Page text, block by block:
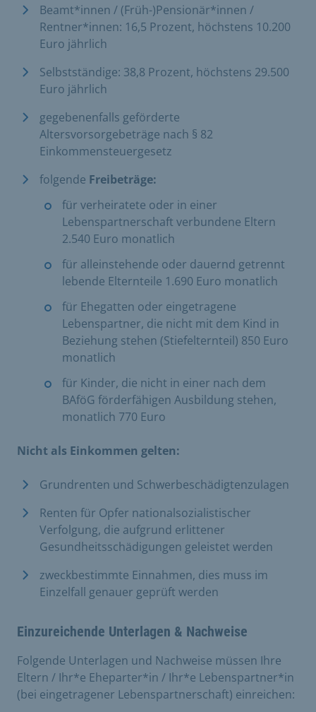
Beamt*innen / (Früh-)Pensionär*innen /
Rentner*innen: 16,5 Prozent, höchstens 10.200
Euro jährlich
Selbstständige: 38,8 Prozent, höchstens 29.500
Euro jährlich
gegebenenfalls geförderte
Altersvorsorgebeträge nach § 82
Einkommensteuergesetz
folgende Freibeträge:
für verheiratete oder in einer
Lebenspartnerschaft verbundene Eltern
2.540 Euro monatlich
für alleinstehende oder dauernd getrennt
lebende Elternteile 1.690 Euro monatlich
für Ehegatten oder eingetragene
Lebenspartner, die nicht mit dem Kind in
Beziehung stehen (Stiefelternteil) 850 Euro
monatlich
für Kinder, die nicht in einer nach dem
BAföG förderfähigen Ausbildung stehen,
monatlich 770 Euro
Nicht als Einkommen gelten:
Grundrenten und Schwerbeschädigtenzulagen
Renten für Opfer nationalsozialistischer
Verfolgung, die aufgrund erlittener
Gesundheitsschädigungen geleistet werden
zweckbestimmte Einnahmen, dies muss im
Einzelfall genauer geprüft werden
Einzureichende Unterlagen & Nachweise
Folgende Unterlagen und Nachweise müssen Ihre
Eltern / Ihr*e Eheparter*in / Ihr*e Lebenspartner*in
(bei eingetragener Lebenspartnerschaft) einreichen: